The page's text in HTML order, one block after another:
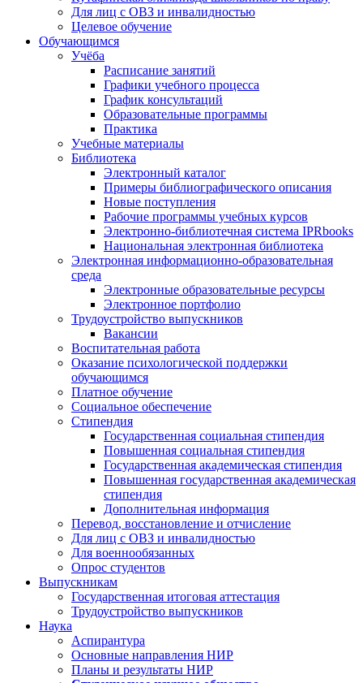
Для лиц с ОВЗ и инвалидностью
Целевое обучение
Обучающимся
Учёба
Расписание занятий
Графики учебного процесса
График консультаций
Образовательные программы
Практика
Учебные материалы
Библиотека
Электронный каталог
Примеры библиографического описания
Новые поступления
Рабочие программы учебных курсов
Электронно-библиотечная система IPRbooks
Национальная электронная библиотека
Электронная информационно-образовательная
среда
Электронные образовательные ресурсы
Электронное портфолио
Трудоустройство выпускников
Вакансии
Воспитательная работа
Оказание психологической поддержки
обучающимся
Платное обучение
Социальное обеспечение
Стипендия
Государственная социальная стипендия
Повышенная социальная стипендия
Государственная академическая стипендия
Повышенная государственная академическая
стипендия
Дополнительная информация
Перевод, восстановление и отчисление
Для лиц с ОВЗ и инвалидностью
Для военнообязанных
Опрос студентов
Выпускникам
Государственная итоговая аттестация
Трудоустройство выпускников
Наука
Аспирантура
Основные направления НИР
Планы и результаты НИР